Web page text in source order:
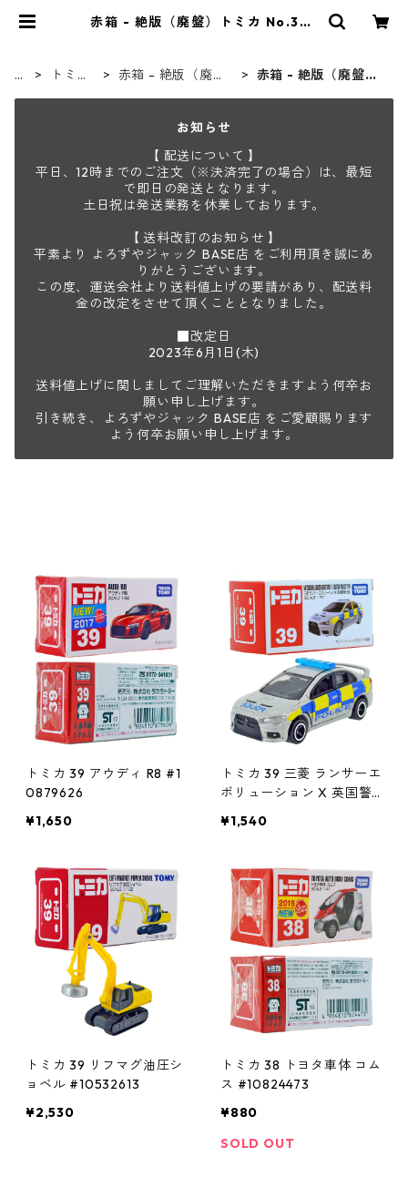
赤箱 - 絶版（廃盤）トミカ No.30-
H
トミカ
赤箱 - 絶版（廃
赤箱 - 絶版（廃盤）
お知らせ
【 配送について 】
平日、12時までのご注文（※決済完了の場合）は、最短
で即日の発送となります。
土日祝は発送業務を休業しております。
【 送料改訂のお知らせ 】
平素より よろずやジャック BASE店 をご利用頂き誠にあ
りがとうございます。
この度、運送会社より送料値上げの要請があり、配送料
金の改定をさせて頂くこととなりました。
■改定日
2023年6月1日(木)
送料値上げに関しましてご理解いただきますよう何卒お
願い申し上げます。
引き続き、よろずやジャック BASE店 をご愛顧賜ります
よう何卒お願い申し上げます。
トミカ 39 アウディ R8 #1
0879626
¥1,650
トミカ 39 三菱 ランサーエ
ボリューション X 英国警
¥1,540
トミカ 39 リフマグ油圧シ
ョベル #10532613
¥2,530
トミカ 38 トヨタ車体 コム
ス #10824473
¥880
SOLD OUT